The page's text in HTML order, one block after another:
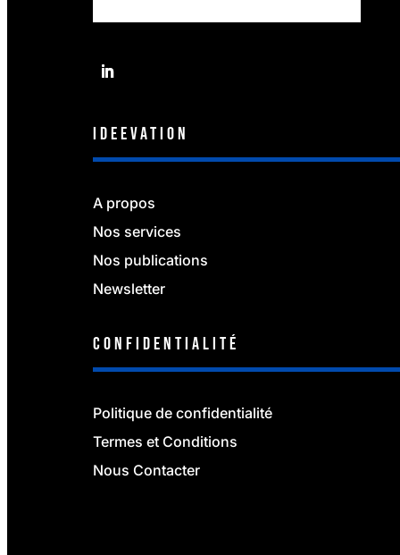
IDEEVATION
A propos
Nos services
Nos publications
Newsletter
Confidentialité
Politique de confidentialité
Termes et Conditions
Nous Contacter